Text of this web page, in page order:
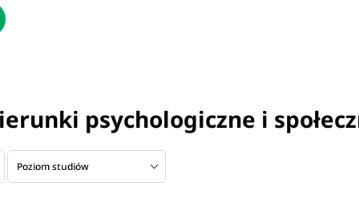
psychologiczne i
Poziom studiów